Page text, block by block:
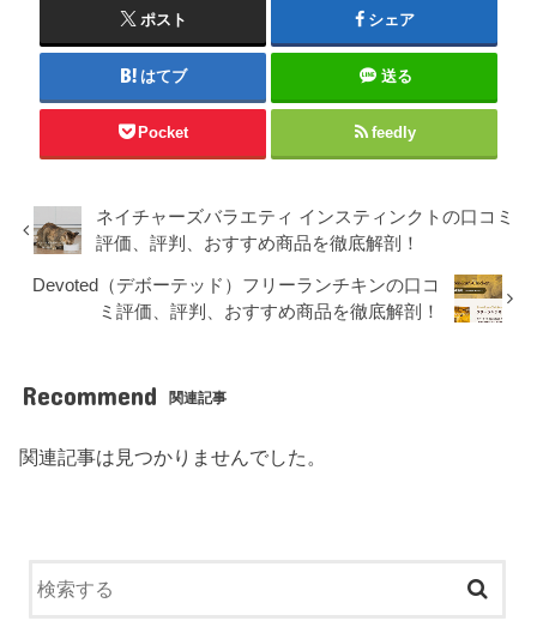
ポスト シェア
はてブ 送る
Pocket feedly
ネイチャーズバラエティ インスティンクトの口コミ
評価、評判、おすすめ商品を徹底解剖！
Devoted（デボーテッド）フリーランチキンの口コ
ミ評価、評判、おすすめ商品を徹底解剖！
Recommend 関連記事
関連記事は見つかりませんでした。